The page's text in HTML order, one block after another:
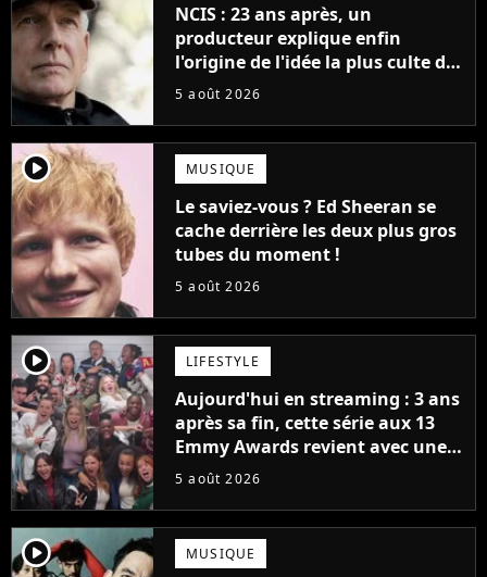
NCIS : 23 ans après, un
producteur explique enfin
l'origine de l'idée la plus culte de
la série (et on ne parle pas du
5 août 2026
player2 MUSIQUE
Le saviez-vous ? Ed Sheeran se
cache derrière les deux plus gros
tubes du moment !
5 août 2026
player2 LIFESTYLE
Aujourd'hui en streaming : 3 ans
après sa fin, cette série aux 13
Emmy Awards revient avec une
suite... totalement différente
5 août 2026
player2 MUSIQUE